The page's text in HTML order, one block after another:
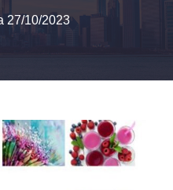
27/10/2023